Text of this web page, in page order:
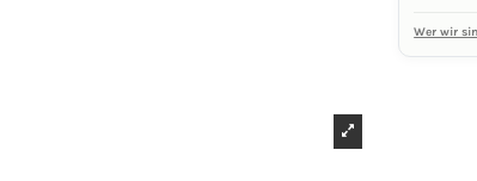
Wer wir